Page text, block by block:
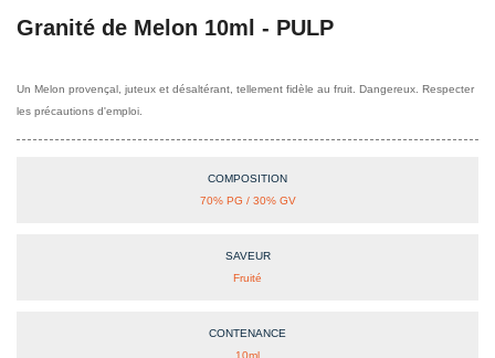
Granité de Melon 10ml - PULP
Un Melon provençal, juteux et désaltérant, tellement fidèle au fruit. Dangereux. Respecter
les précautions d'emploi.
COMPOSITION
70% PG / 30% GV
SAVEUR
Fruité
CONTENANCE
10ml